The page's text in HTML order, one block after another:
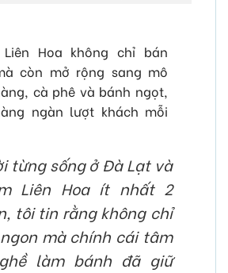
Hoa không chỉ bán
còn mở rộng sang mô
cà phê và bánh ngọt,
ngàn lượt khách mỗi
từng sống ở Đà Lạt và
Liên Hoa ít nhất 2
tôi tin rằng không chỉ
mà chính cái tâm
làm bánh đã giữ